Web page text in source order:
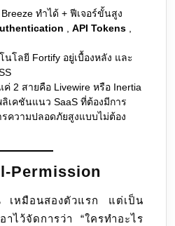
ทำได้ + ฟีเจอร์ขั้นสูง
, API Tokens ,
นโลยี Fortify อยู่เบื้องหลัง และ
ค่ 2 สายคือ Livewire หรือ Inertia
เคชันแนว SaaS ที่ต้องมีการ
ความปลอดภัยสูงแบบไม่ต้อง
Permission
เหมือนสองตัวแรก แต่เป็น
าไว้จัดการว่า “ใครทำอะไร